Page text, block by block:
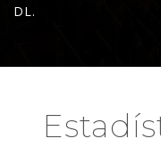
DL.